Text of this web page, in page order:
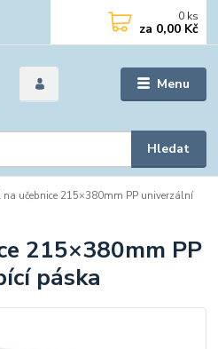
Menu
Hledat
0 ks
za 0,00 Kč
na učebnice 215×380mm PP univerzální
215×380mm PP
páska